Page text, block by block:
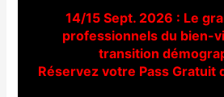
14/15 Sept. 2026 : Le
professionnels du bien-
transition
Réservez votre Pass Gratuit